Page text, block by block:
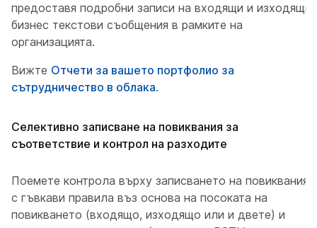
предоставя подробни записи на входящи и изходящи
бизнес текстови съобщения в рамките на
организацията.
Вижте Отчети за вашето портфолио за
сътрудничество в облака.
Селективно записване на повиквания за
съответствие и контрол на разходите
Поемете контрола върху записването на повиквания
с гъвкави правила въз основа на посоката на
повикването (входящо, изходящо или и двете) и